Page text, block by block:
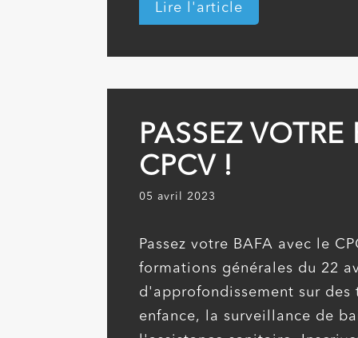
Lire l'article
PASSEZ
CPCV !
05 avril 2023
Passez votre BAFA avec le
formations générales du 22
d'approfondissement sur
enfance, la surveillance de